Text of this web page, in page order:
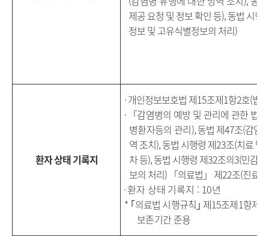
제공 요청 및 정보 확인 등),동법 시행
정보 및 고유식별정보의 처리)
환자 상태 기록지
· 개인정보보호법 제15조제1항2호(법
· 「감염병의 예방 및 관리에 관한 법률
병환자등의 관리),동법 제47조(감염
역 조치),동법 시행령 제23조(치료 및
차 등),동법 시행령 제32조의3(민감
보의 처리) 「의료법 」 제22조(진료
·환자 상태 기록지 : 10년
* ｢의료법 시행규칙 ｣ 제15조제1항제
보존기간 준용